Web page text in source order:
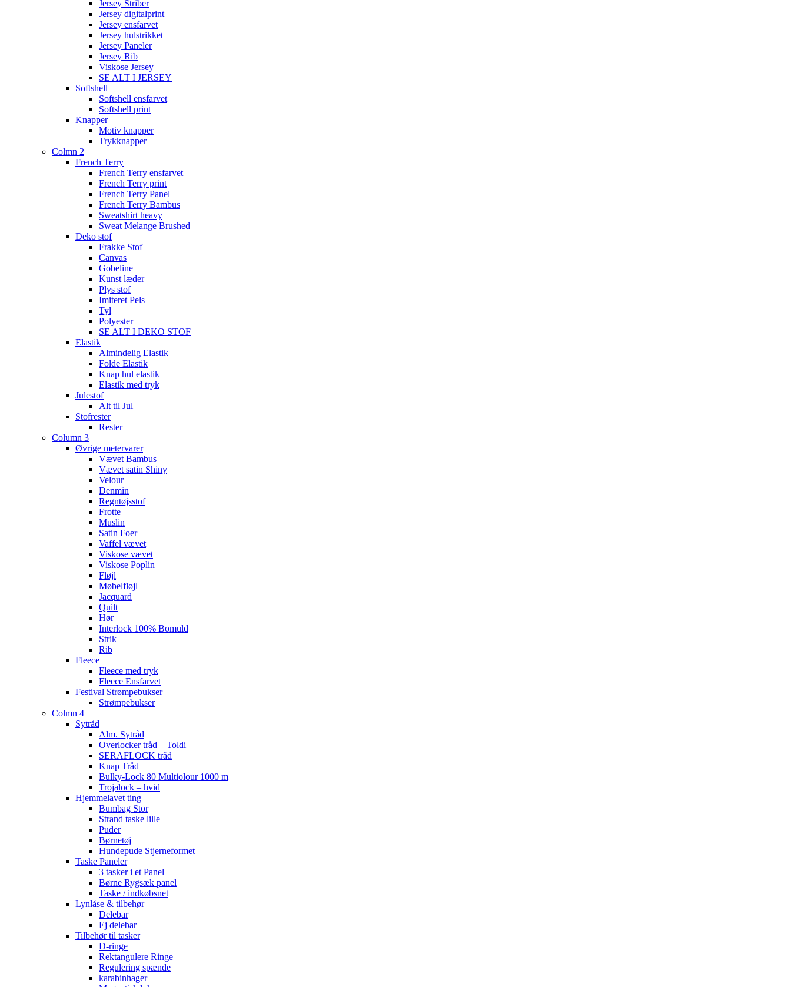
Jersey Striber
Jersey digitalprint
Jersey ensfarvet
Jersey hulstrikket
Jersey Paneler
Jersey Rib
Viskose Jersey
SE ALT I JERSEY
Softshell
Softshell ensfarvet
Softshell print
Knapper
Motiv knapper
Trykknapper
Colmn 2
French Terry
French Terry ensfarvet
French Terry print
French Terry Panel
French Terry Bambus
Sweatshirt heavy
Sweat Melange Brushed
Deko stof
Frakke Stof
Canvas
Gobeline
Kunst læder
Plys stof
Imiteret Pels
Tyl
Polyester
SE ALT I DEKO STOF
Elastik
Almindelig Elastik
Folde Elastik
Knap hul elastik
Elastik med tryk
Julestof
Alt til Jul
Stofrester
Rester
Column 3
Øvrige metervarer
Vævet Bambus
Vævet satin Shiny
Velour
Denmin
Regntøjsstof
Frotte
Muslin
Satin Foer
Vaffel vævet
Viskose vævet
Viskose Poplin
Fløjl
Møbelfløjl
Jacquard
Quilt
Hør
Interlock 100% Bomuld
Strik
Rib
Fleece
Fleece med tryk
Fleece Ensfarvet
Festival Strømpebukser
Strømpebukser
Colmn 4
Sytråd
Alm. Sytråd
Overlocker tråd – Toldi
SERAFLOCK tråd
Knap Tråd
Bulky-Lock 80 Multiolour 1000 m
Trojalock – hvid
Hjemmelavet ting
Bumbag Stor
Strand taske lille
Puder
Børnetøj
Hundepude Stjerneformet
Taske Paneler
3 tasker i et Panel
Børne Rygsæk panel
Taske / indkøbsnet
Lynlåse & tilbehør
Delebar
Ej delebar
Tilbehør til tasker
D-ringe
Rektangulere Ringe
Regulering spænde
karabinhager